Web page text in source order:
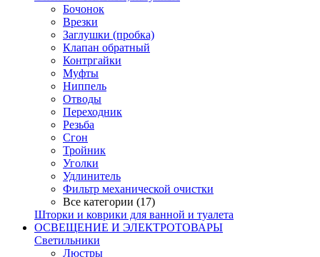
Бочонок
Врезки
Заглушки (пробка)
Клапан обратный
Контргайки
Муфты
Ниппель
Отводы
Переходник
Резьба
Сгон
Тройник
Уголки
Удлинитель
Фильтр механической очистки
Все категории (17)
Шторки и коврики для ванной и туалета
ОСВЕЩЕНИЕ И ЭЛЕКТРОТОВАРЫ
Светильники
Люстры